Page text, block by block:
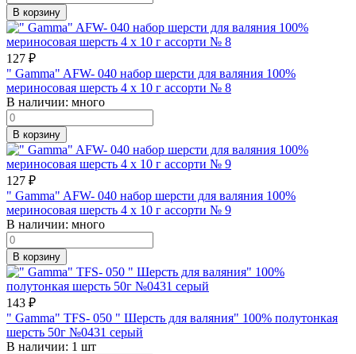
В корзину
127 ₽
" Gamma" AFW- 040 набор шерсти для валяния 100%
мериносовая шерсть 4 х 10 г ассорти № 8
В наличии: много
В корзину
127 ₽
" Gamma" AFW- 040 набор шерсти для валяния 100%
мериносовая шерсть 4 х 10 г ассорти № 9
В наличии: много
В корзину
143 ₽
" Gamma" TFS- 050 " Шерсть для валяния" 100% полутонкая
шерсть 50г №0431 серый
В наличии: 1 шт